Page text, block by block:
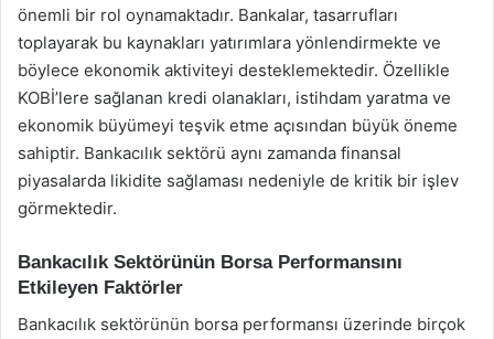
önemli bir rol oynamaktadır. Bankalar, tasarrufları
toplayarak bu kaynakları yatırımlara yönlendirmekte ve
böylece ekonomik aktiviteyi desteklemektedir. Özellikle
KOBİ’lere sağlanan kredi olanakları, istihdam yaratma ve
ekonomik büyümeyi teşvik etme açısından büyük öneme
sahiptir. Bankacılık sektörü aynı zamanda finansal
piyasalarda likidite sağlaması nedeniyle de kritik bir işlev
görmektedir.
Bankacılık Sektörünün Borsa Performansını
Etkileyen Faktörler
Bankacılık sektörünün borsa performansı üzerinde birçok